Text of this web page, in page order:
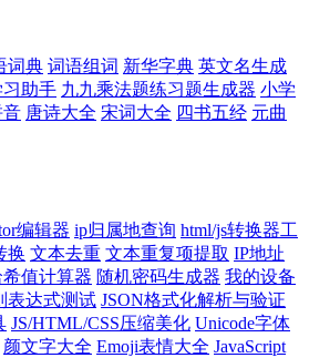
词典 词语组词 新华字典 英文名生成
助手 九九乘法题练习题生成器 小学
音 唐诗大全 宋词大全 四书五经 元曲
编辑器 ip归属地查询 html/js转换器工
换 文本去重 文本重复项提取 IP地址
希值计算器 随机密码生成器 我的设备
表达式测试 JSON格式化解析与验证
JS/HTML/CSS压缩美化 Unicode字体
颜文字大全 Emoji表情大全 JavaScript